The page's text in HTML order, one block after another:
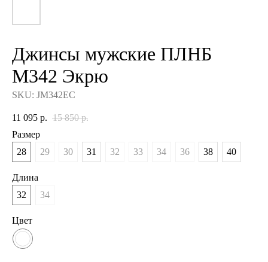
Джинсы мужские ПЛНБ
M342 Экрю
SKU: JM342EC
11 095 р. 15 850 р.
Размер
28
29 30 31 32 33 34 36 38 40
Длина
32
34
Цвет